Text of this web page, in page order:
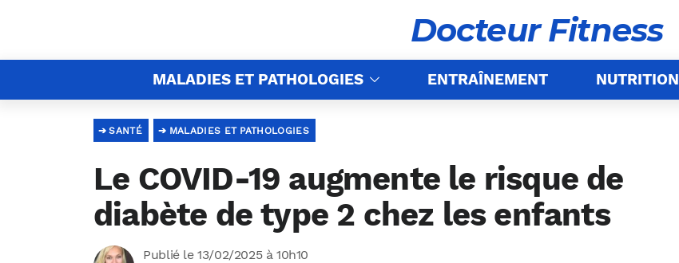
Docteur Fitness
MALADIES ET PATHOLOGIES ENTRAÎNEMENT NUTRITION
MALADIES ET PATHOLOGIES
SANTÉ
Le COVID-19 augmente le risque de
diabète de type 2 chez les enfants
Publié le 13/02/2025 à 10h10